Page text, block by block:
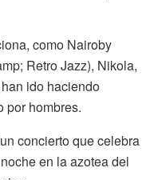
como Nairoby
Retro Jazz), Nikola,
ido haciendo
por hombres.
concierto que celebra
en la azotea del